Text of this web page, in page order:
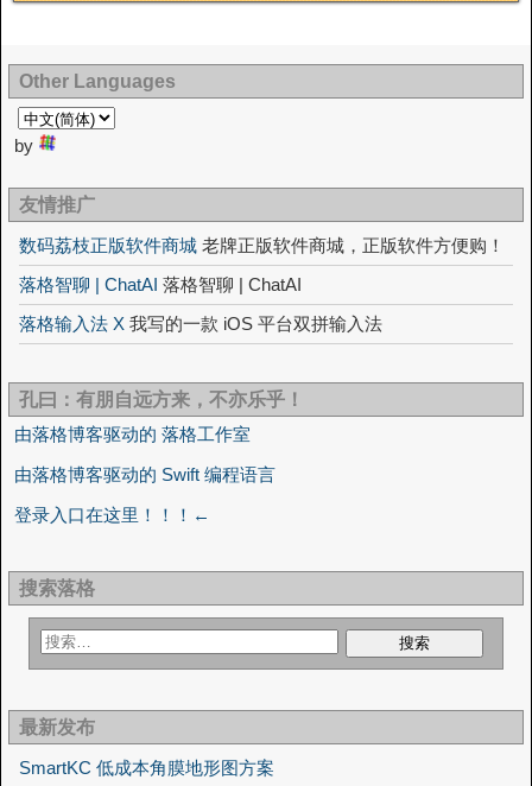
Other Languages
by
友情推广
数码荔枝正版软件商城 老牌正版软件商城，正版软件方便购！
落格智聊 | ChatAI 落格智聊 | ChatAI
落格输入法 X 我写的一款 iOS 平台双拼输入法
孔曰：有朋自远方来，不亦乐乎！
由落格博客驱动的 落格工作室
由落格博客驱动的 Swift 编程语言
登录入口在这里！！！←
搜索落格
最新发布
SmartKC 低成本角膜地形图方案